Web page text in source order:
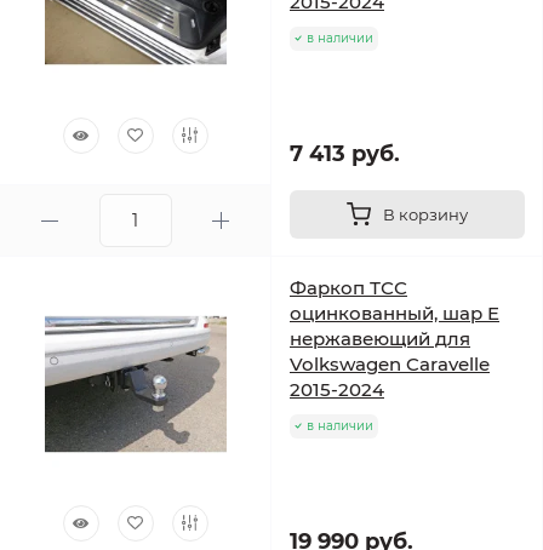
в наличии
7 413 руб.
В корзину
Фаркоп ТСС
оцинкованный, шар E
нержавеющий для
Volkswagen Caravelle
2015-2024
в наличии
19 990 руб.